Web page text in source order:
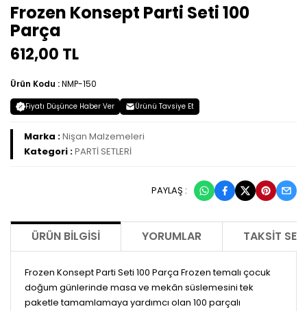
Frozen Konsept Parti Seti 100
Parça
612,00 TL
Ürün Kodu :NMP-150
Fiyatı Düşünce Haber Ver Ürünü Tavsiye Et
Marka :Nişan Malzemeleri
Kategori :PARTİ SETLERİ
PAYLAŞ :
ÜRÜN BILGISI YORUMLAR TAKSIT
Frozen Konsept Parti Seti 100 Parça Frozen temalı çocuk
doğum günlerinde masa ve mekân süslemesini tek
paketle tamamlamaya yardımcı olan 100 parçalı